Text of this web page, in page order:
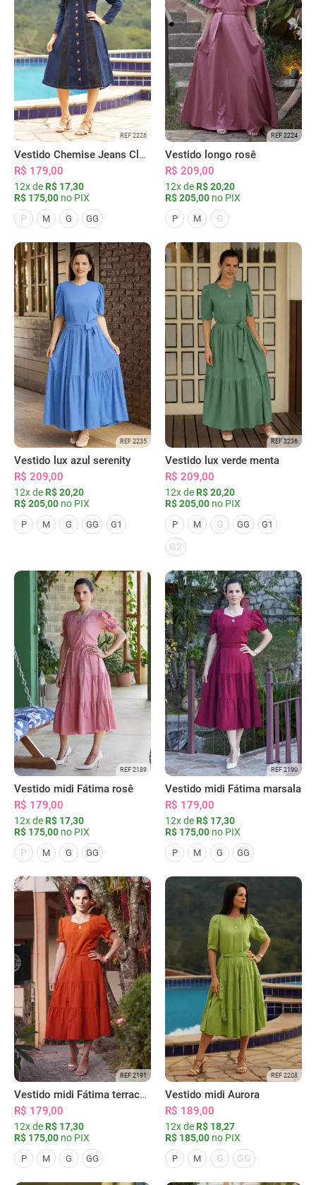
REF 2226
Vestido Chemise Jeans Clássica Serena
R$ 179,00
12x de R$ 17,30
R$ 175,00 no PIX
P
M G GG
REF 2224
Vestido longo rosê
R$ 209,00
12x de R$ 20,20
R$ 205,00 no PIX
P M G
REF 2235
Vestido lux azul serenity
R$ 209,00
12x de R$ 20,20
R$ 205,00 no PIX
P M G GG G1
REF 2236
Vestido lux verde menta
R$ 209,00
12x de R$ 20,20
R$ 205,00 no PIX
P M G GG G1
G2
REF 2189
Vestido midi Fátima rosê
R$ 179,00
12x de R$ 17,30
R$ 175,00 no PIX
P
M G GG
REF 2190
Vestido midi Fátima marsala
R$ 179,00
12x de R$ 17,30
R$ 175,00 no PIX
P M G GG
REF 2191
Vestido midi Fátima terracota
R$ 179,00
12x de R$ 17,30
R$ 175,00 no PIX
P M G GG
REF 2208
Vestido midi Aurora
R$ 189,00
12x de R$ 18,27
R$ 185,00 no PIX
P M G GG